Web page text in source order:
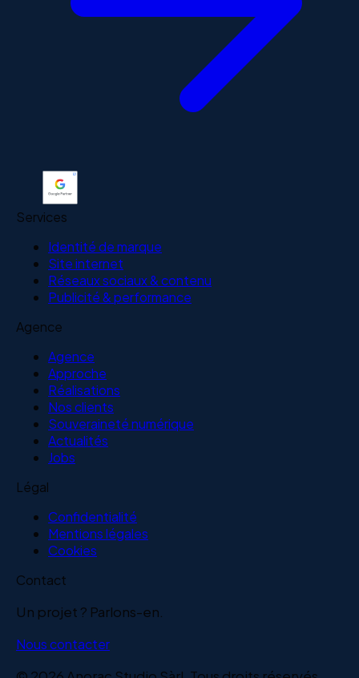
Services
Identité de marque
Site internet
Réseaux sociaux & contenu
Publicité & performance
Agence
Agence
Approche
Réalisations
Nos clients
Souveraineté numérique
Actualités
Jobs
Légal
Confidentialité
Mentions légales
Cookies
Contact
Un projet ? Parlons-en.
Nous contacter